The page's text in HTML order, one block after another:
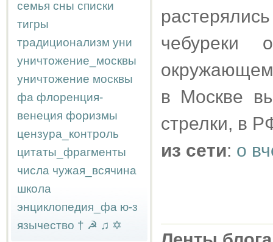
семья сны списки
тигры
традиционализм уни
уничтожение_москвы
уничтожение москвы
фа флоренция-
венеция форизмы
цензура_контроль
цитаты_фрагменты
числа чужая_всячина
школа
энциклопедия_фа ю-з
язычество † ☭ ♫ ✡
чебуреки
в Москве
стрелки, в
из сети: о